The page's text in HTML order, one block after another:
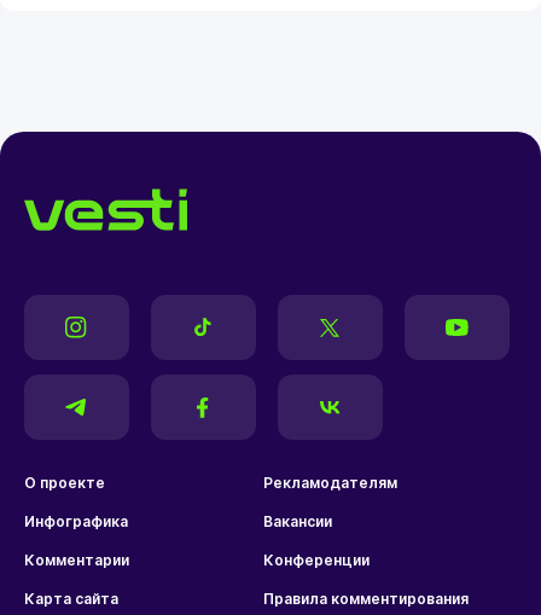
О проекте Рекламодателям
Инфографика Вакансии
Комментарии Конференции
Карта сайта Правила комментирования